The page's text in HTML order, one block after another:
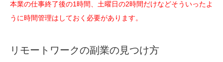
本業の仕事終了後の1時間、土曜日の2時間だけなどそういったよ
うに時間管理はしておく必要があります。
リモートワークの副業の見つけ方